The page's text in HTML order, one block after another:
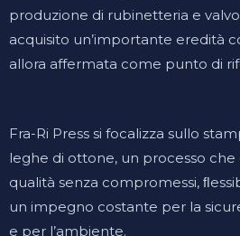
produzione di rubinetteria e
acquisito un’importante eredità
allora affermata come punto di
Fra-Ri Press si focalizza sullo
leghe di ottone, un processo
qualità senza compromessi,
un impegno costante per la
e per l’ambiente.